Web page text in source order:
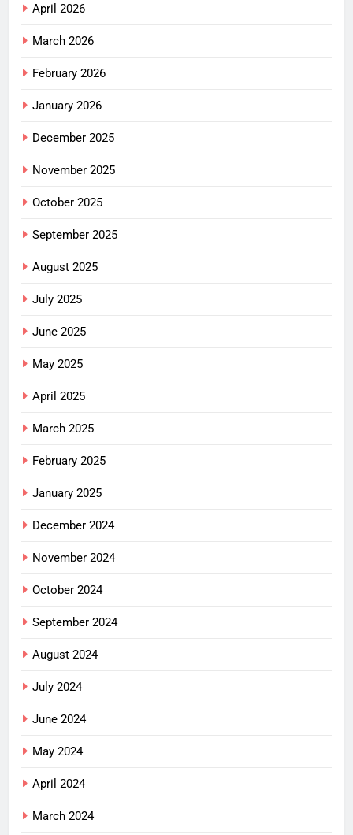
April 2026
March 2026
February 2026
January 2026
December 2025
November 2025
October 2025
September 2025
August 2025
July 2025
June 2025
May 2025
April 2025
March 2025
February 2025
January 2025
December 2024
November 2024
October 2024
September 2024
August 2024
July 2024
June 2024
May 2024
April 2024
March 2024